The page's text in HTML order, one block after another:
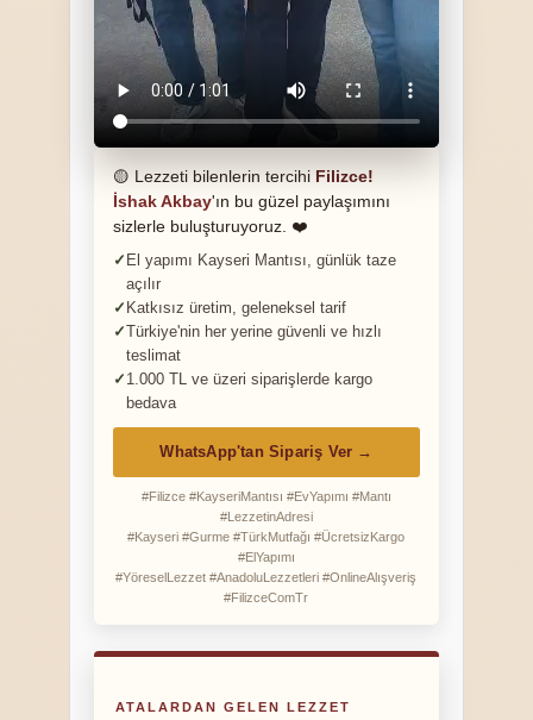
ATALARDAN GELEN LEZZET
🟡 Lezzeti bilenlerin tercihi Filizce!
İshak Akbay'ın bu güzel paylaşımını
sizlerle buluşturuyoruz. ❤️
El yapımı Kayseri Mantısı, günlük taze
açılır
Katkısız üretim, geleneksel tarif
Türkiye'nin her yerine güvenli ve hızlı
teslimat
1.000 TL ve üzeri siparişlerde kargo
bedava
WhatsApp'tan Sipariş Ver →
#Filizce #KayseriMantısı #EvYapımı #Mantı
#LezzetinAdresi
#Kayseri #Gurme #TürkMutfağı #ÜcretsizKargo
#ElYapımı
#YöreselLezzet #AnadoluLezzetleri #OnlineAlışveriş
#FilizceComTr